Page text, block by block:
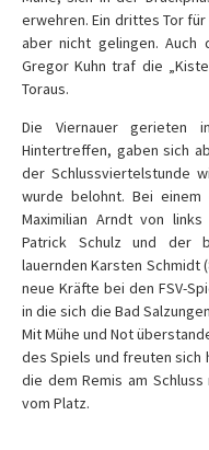
erwehren. Ein drittes Tor
aber nicht gelingen.
Gregor Kuhn traf die
Toraus.
Die Viernauer gerieten
Hintertreffen, gaben sich
der Schlussviertelstunde
wurde belohnt. Bei
Maximilian Arndt von
Patrick Schulz und der
lauernden Karsten Schmidt
neue Kräfte bei den FSV-
in die sich die Bad
Mit Mühe und Not
des Spiels und freuten sich
die dem Remis am
vom Platz.